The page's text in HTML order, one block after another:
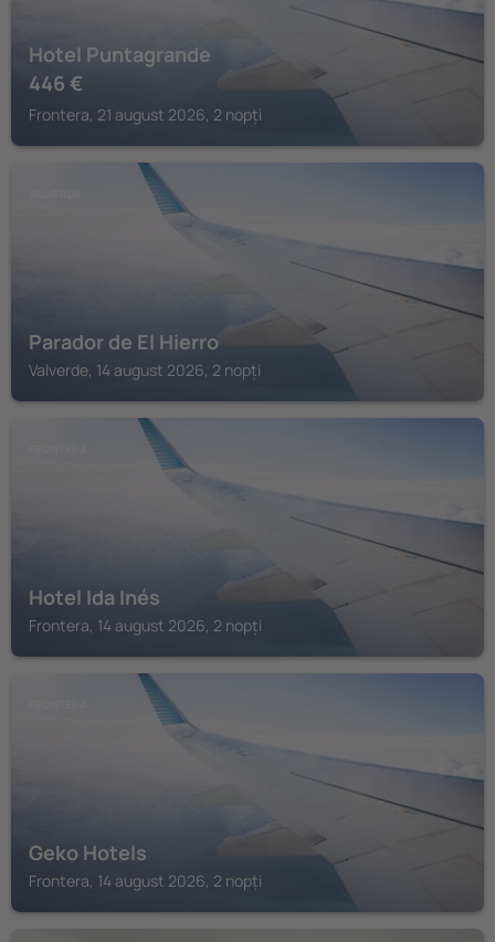
Hotel Puntagrande
446 €
Frontera, 21 august 2026, 2 nopți
Parador de El Hierro
Valverde, 14 august 2026, 2 nopți
Hotel Ida Inés
Frontera, 14 august 2026, 2 nopți
Geko Hotels
Frontera, 14 august 2026, 2 nopți